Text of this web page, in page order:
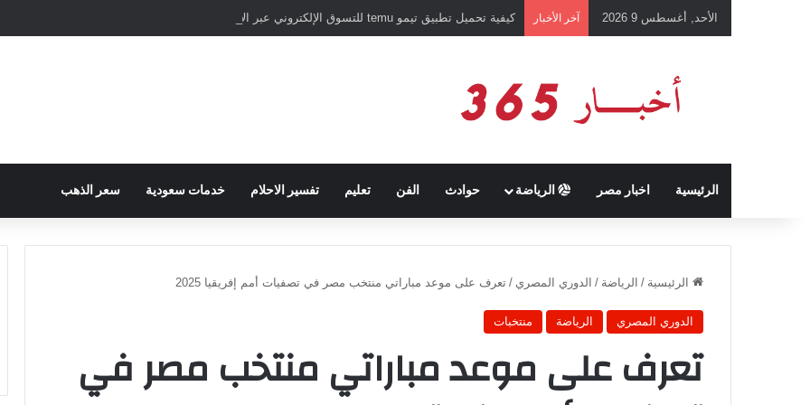
الأحد, أغسطس 9 2026 آخر الأخبار كيفية تحميل تطبيق تيمو temu للتسوق الإلكتروني عبر الإنترنت
الرئيسية اخبار مصر الرياضة حوادث الفن تعليم تفسير الاحلام خدمات سعودية سعر الذهب
الرئيسية / الرياضة / الدوري المصري / تعرف على موعد مباراتي منتخب مصر في تصفيات أمم إفريقيا 2025
الدوري المصري الرياضة منتخبات
تعرف على موعد مباراتي منتخب مصر في